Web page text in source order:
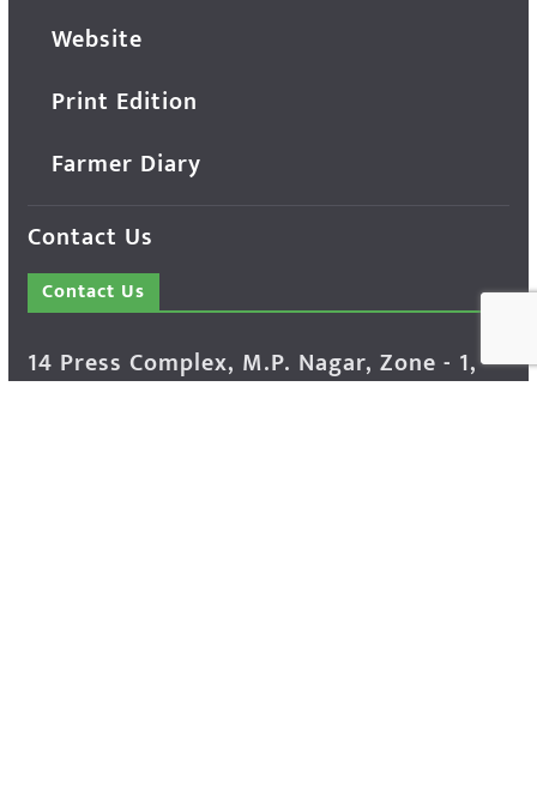
Website
Print Edition
Farmer Diary
Contact Us
Contact Us
14 Press Complex, M.P. Nagar, Zone - 1,